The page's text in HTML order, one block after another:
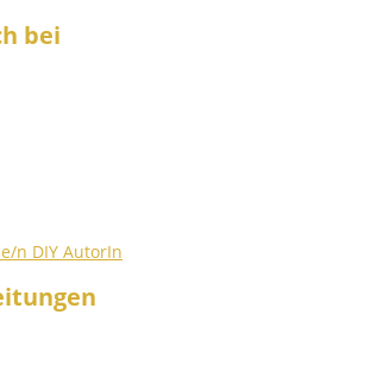
bei
n DIY AutorIn